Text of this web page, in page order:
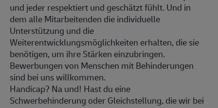
und jeder respektiert und geschätzt fühlt. Und in
dem alle Mitarbeitenden die individuelle
Unterstützung und die
Weiterentwicklungsmöglichkeiten erhalten, die sie
benötigen, um ihre Stärken einzubringen.
Bewerbungen von Menschen mit Behinderungen
sind bei uns willkommen.
Handicap? Na und! Hast du eine
Schwerbehinderung oder Gleichstellung, die wir bei